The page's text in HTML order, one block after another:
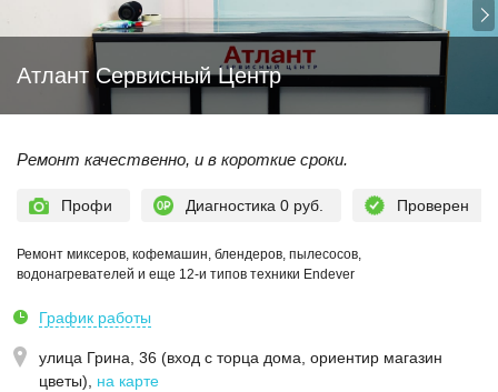
Атлант Сервисный Центр
Ремонт качественно, и в короткие сроки.
Профи Диагностика 0 руб. Проверен
Ремонт миксеров, кофемашин, блендеров, пылесосов,
водонагревателей и еще 12-и типов техники Endever
График работы
улица Грина, 36 (вход с торца дома, ориентир магазин
цветы)
на карте